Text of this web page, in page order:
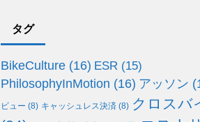
タグ
BikeCulture (16) ESR (15)
PhilosophyInMotion (16) アッソン
ビュー (8) キャッシュレス決済 (8) クロスバ